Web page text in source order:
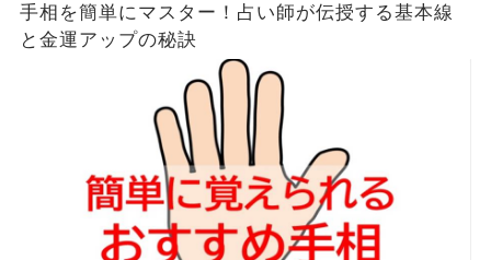
手相を簡単にマスター！占い師が伝授する基本線
と金運アップの秘訣